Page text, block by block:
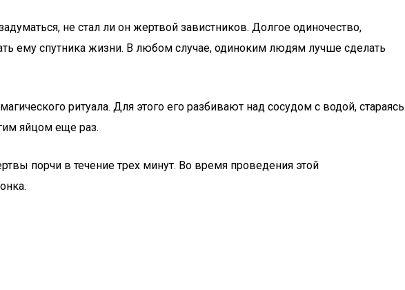
не стал ли он жертвой завистников. Долгое одиночество,
ему спутника жизни. В любом случае, одиноким людям лучше сделать
ритуала. Для этого его разбивают над сосудом с водой, стараясь
яйцом еще раз.
порчи в течение трех минут. Во время проведения этой